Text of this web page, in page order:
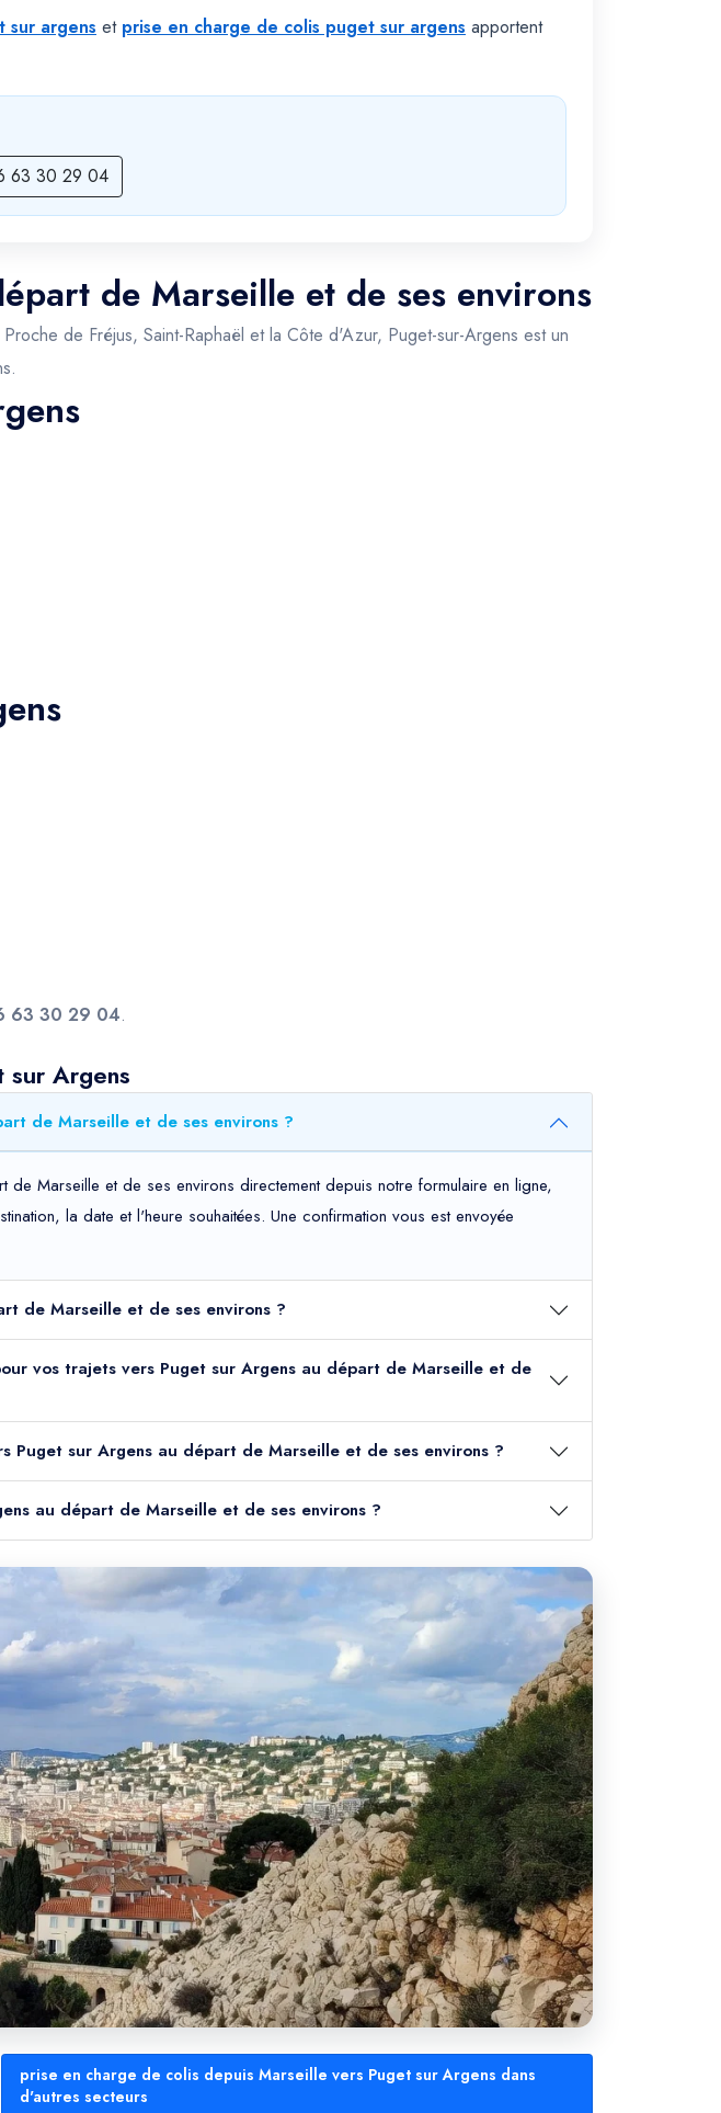
argens et prise en charge de colis puget sur argens apportent
63 30 29 04
de Marseille et de ses environs
de Fréjus, Saint-Raphaël et la Côte d'Azur, Puget-sur-Argens est un
63 30 29 04.
Argens
de Marseille et de ses environs ?
Marseille et de ses environs directement depuis notre formulaire en ligne,
la date et l'heure souhaitées. Une confirmation vous est envoyée
de Marseille et de ses environs ?
vos trajets vers Puget sur Argens au départ de Marseille et de
Puget sur Argens au départ de Marseille et de ses environs ?
au départ de Marseille et de ses environs ?
prise en charge de colis depuis Marseille vers Puget sur Argens dans
d'autres secteurs